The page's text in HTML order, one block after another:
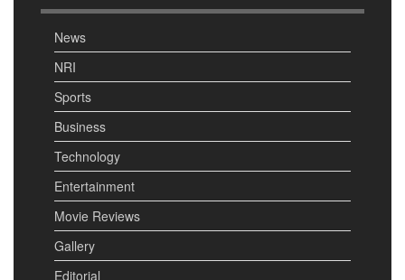
News
NRI
Sports
Business
Technology
Entertainment
Movie Reviews
Gallery
Editorial